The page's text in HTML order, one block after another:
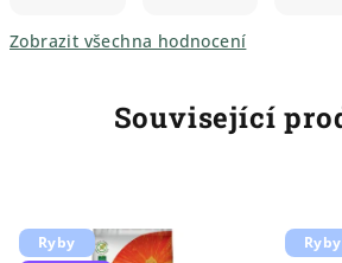
Zobrazit všechna hodnocení
Související
Ryby
Ryby